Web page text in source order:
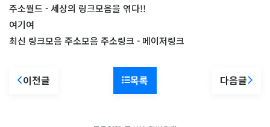
주소월드 - 세상의 링크모음을 엮다!!
여기여
최신 링크모음 주소모음 주소링크 - 메이저링크
이전글 목록 다음글